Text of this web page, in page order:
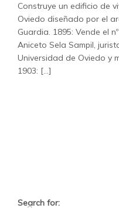
Construye un edificio de
Oviedo diseñado por el
Guardia. 1895: Vende el
Aniceto Sela Sampil,
Universidad de Oviedo y
1903: [...]
Search for: